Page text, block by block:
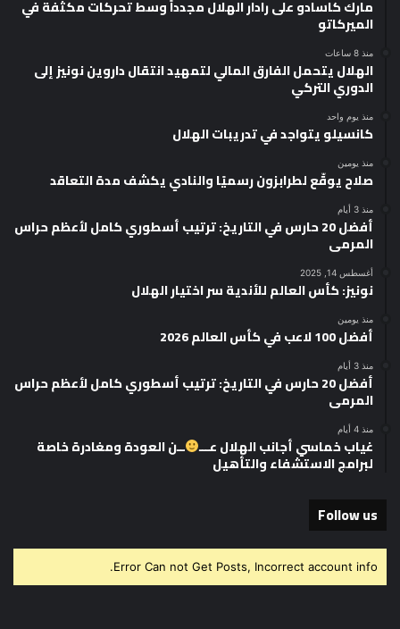
مارك كاسادو على رادار الهلال مجدداً وسط تحركات مكثفة في
الميركاتو
منذ 8 ساعات
الهلال يتحمل الفارق المالي لتمهيد انتقال داروين نونيز إلى
الدوري التركي
منذ يوم واحد
كانسيلو يتواجد في تدريبات الهلال
منذ يومين
صلاح يوقّع لطرابزون رسميًا والنادي يكشف مدة التعاقد
منذ 3 أيام
أفضل 20 حارس في التاريخ: ترتيب أسطوري كامل لأعظم حراس
المرمى
أغسطس 14, 2025
نونيز: كأس العالم للأندية سر اختيار الهلال
منذ يومين
أفضل 100 لاعب في كأس العالم 2026
منذ 3 أيام
أفضل 20 حارس في التاريخ: ترتيب أسطوري كامل لأعظم حراس
المرمى
منذ 4 أيام
غياب خماسي أجانب الهلال عـــ ــن العودة ومغادرة خاصة
لبرامج الاستشفاء والتأهيل
Follow us
Error Can not Get Posts, Incorrect account info.